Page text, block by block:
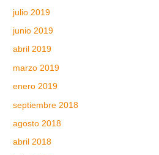
julio 2019
junio 2019
abril 2019
marzo 2019
enero 2019
septiembre 2018
agosto 2018
abril 2018